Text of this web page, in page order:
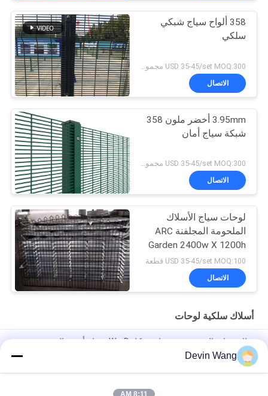
358 ألواح سياج شبكي
سلكي
الاتصال
3.95mm أخضر ملون 358
شبكة سياج أمان
USD 35-45/set MOQ:300 مجموعة
الاتصال
لوحات سياج الأسلاك
الملحومة المجلفنة ARC
Garden 2400w X 1200h
USD 35-45/set MOQ:100 قطعة
الاتصال
أسلاك سلكية لوحات
نظام سياج باليسيد معدني على شكل D و W، سياج أمني باليسيد
ملحقات سياج الحاجز لمحطة برج الاتصالات مع غلاف حار DIP
Devin Wang
8:11 AM